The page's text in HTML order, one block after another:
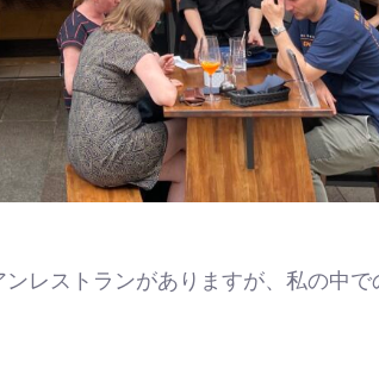
レストランがありますが、私の中で